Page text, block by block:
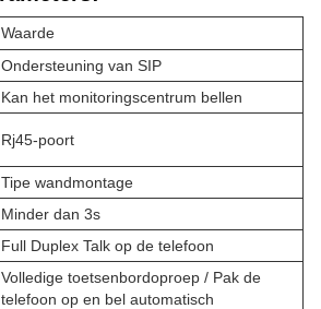
Waarde
Ondersteuning van SIP
Kan het monitoringscentrum bellen
Rj45-poort
Tipe wandmontage
Minder dan 3s
Full Duplex Talk op de telefoon
Volledige toetsenbordoproep / Pak de
telefoon op en bel automatisch